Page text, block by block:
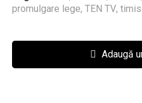
promulgare lege, TEN TV, timis
Adaugă